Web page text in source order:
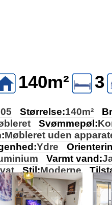
140m² 3
Størrelse:140m²
Svømmepøl:
Møbleret uden
Ydre
Varmt vand:
Stil:Moderne